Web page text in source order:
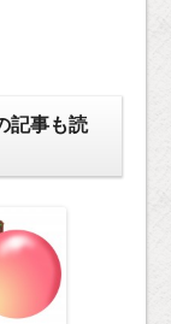
記事も読